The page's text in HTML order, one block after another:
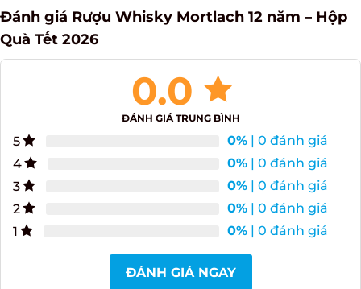
Đánh giá Rượu Whisky Mortlach 12 năm – Hộp
0.0
ĐÁNH GIÁ TRUNG BÌNH
5 0%| 0 đánh giá
4
0%| 0 đánh giá
3
0%| 0 đánh giá
0%| 0 đánh giá